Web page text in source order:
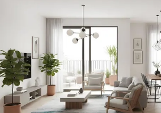
vorheriges Bild